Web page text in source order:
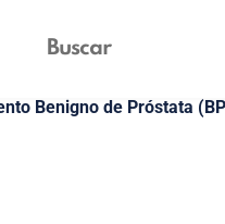
Benigno de Próstata